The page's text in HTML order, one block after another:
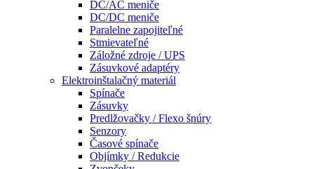
DC/AC meniče
DC/DC meniče
Paralelne zapojiteľné
Stmievateľné
Záložné zdroje / UPS
Zásuvkové adaptéry
Elektroinštalačný materiál
Spínače
Zásuvky
Predlžovačky / Flexo šnúry
Senzory
Časové spínače
Objímky / Redukcie